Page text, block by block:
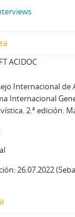
ACIDOC
Internacional de
Internacional
2.ª edición.
26.07.2022